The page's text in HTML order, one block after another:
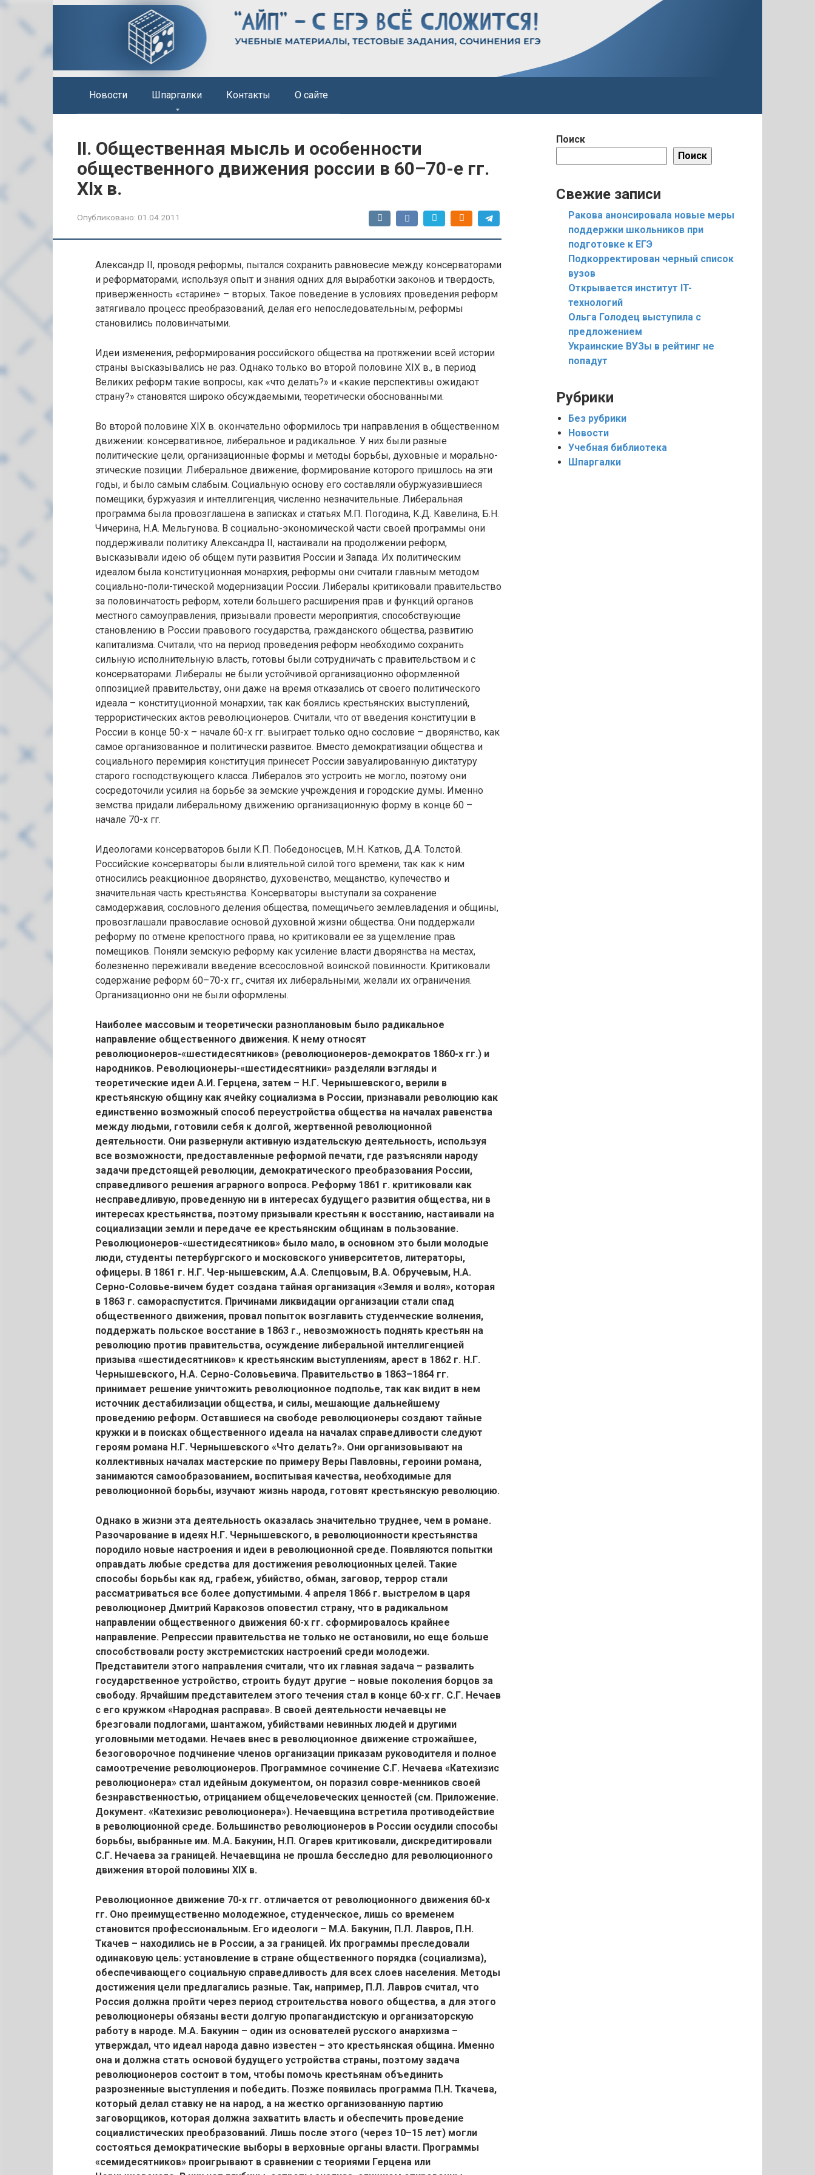
контенту
Новости Шпаргалки Контакты О сайте
II. Общественная мысль и особенности
общественного движения россии в 60–70-е гг.
XIx в.
Опубликовано: 01.04.2011
Александр II, проводя реформы, пытался сохранить равновесие между консерваторами
и реформаторами, используя опыт и знания одних для выработки законов и твердость,
приверженность «старине» – вторых. Такое поведение в условиях проведения реформ
затягивало процесс преобразований, делая его непоследовательным, реформы
становились половинчатыми.
Идеи изменения, реформирования российского общества на протяжении всей истории
страны высказывались не раз. Однако только во второй половине XIX в., в период
Великих реформ такие вопросы, как «что делать?» и «какие перспективы ожидают
страну?» становятся широко обсуждаемыми, теоретически обоснованными.
Во второй половине XIX в. окончательно оформилось три направления в общественном
движении: консервативное, либеральное и радикальное. У них были разные
политические цели, организационные формы и методы борьбы, духовные и морально-
этические позиции. Либеральное движение, формирование которого пришлось на эти
годы, и было самым слабым. Социальную основу его составляли обуржуазившиеся
помещики, буржуазия и интеллигенция, численно незначительные. Либеральная
программа была провозглашена в записках и статьях М.П. Погодина, К.Д. Кавелина, Б.Н.
Чичерина, Н.А. Мельгунова. В социально-экономической части своей программы они
поддерживали политику Александра II, настаивали на продолжении реформ,
высказывали идею об общем пути развития России и Запада. Их политическим
идеалом была конституционная монархия, реформы они считали главным методом
социально-поли-тической модернизации России. Либералы критиковали правительство
за половинчатость реформ, хотели большего расширения прав и функций органов
местного самоуправления, призывали провести мероприятия, способствующие
становлению в России правового государства, гражданского общества, развитию
капитализма. Считали, что на период проведения реформ необходимо сохранить
сильную исполнительную власть, готовы были сотрудничать с правительством и с
консерваторами. Либералы не были устойчивой организационно оформленной
оппозицией правительству, они даже на время отказались от своего политического
идеала – конституционной монархии, так как боялись крестьянских выступлений,
террористических актов революционеров. Считали, что от введения конституции в
России в конце 50-х – начале 60-х гг. выиграет только одно сословие – дворянство, как
самое организованное и политически развитое. Вместо демократизации общества и
социального перемирия конституция принесет России завуалированную диктатуру
старого господствующего класса. Либералов это устроить не могло, поэтому они
сосредоточили усилия на борьбе за земские учреждения и городские думы. Именно
земства придали либеральному движению организационную форму в конце 60 –
начале 70-х гг.
Идеологами консерваторов были К.П. Победоносцев, М.Н. Катков, Д.А. Толстой.
Российские консерваторы были влиятельной силой того времени, так как к ним
относились реакционное дворянство, духовенство, мещанство, купечество и
значительная часть крестьянства. Консерваторы выступали за сохранение
самодержавия, сословного деления общества, помещичьего землевладения и общины,
провозглашали православие основой духовной жизни общества. Они поддержали
реформу по отмене крепостного права, но критиковали ее за ущемление прав
помещиков. Поняли земскую реформу как усиление власти дворянства на местах,
болезненно переживали введение всесословной воинской повинности. Критиковали
содержание реформ 60–70-х гг., считая их либеральными, желали их ограничения.
Организационно они не были оформлены.
Наиболее массовым и теоретически разноплановым было радикальное
направление общественного движения. К нему относят
революционеров-«шестидесятников» (революционеров-демократов 1860-х гг.) и
народников. Революционеры-«шестидесятники» разделяли взгляды и
теоретические идеи А.И. Герцена, затем – Н.Г. Чернышевского, верили в
крестьянскую общину как ячейку социализма в России, признавали революцию как
единственно возможный способ переустройства общества на началах равенства
между людьми, готовили себя к долгой, жертвенной революционной
деятельности. Они развернули активную издательскую деятельность, используя
все возможности, предоставленные реформой печати, где разъясняли народу
задачи предстоящей революции, демократического преобразования России,
справедливого решения аграрного вопроса. Реформу 1861 г. критиковали как
несправедливую, проведенную ни в интересах будущего развития общества, ни в
интересах крестьянства, поэтому призывали крестьян к восстанию, настаивали на
социализации земли и передаче ее крестьянским общинам в пользование.
Революционеров-«шестидесятников» было мало, в основном это были молодые
люди, студенты петербургского и московского университетов, литераторы,
офицеры. В 1861 г. Н.Г. Чер-нышевским, А.А. Слепцовым, В.А. Обручевым, Н.А.
Серно-Соловье-вичем будет создана тайная организация «Земля и воля», которая
в 1863 г. самораспустится. Причинами ликвидации организации стали спад
общественного движения, провал попыток возглавить студенческие волнения,
поддержать польское восстание в 1863 г., невозможность поднять крестьян на
революцию против правительства, осуждение либеральной интеллигенцией
призыва «шестидесятников» к крестьянским выступлениям, арест в 1862 г. Н.Г.
Чернышевского, Н.А. Серно-Соловьевича. Правительство в 1863–1864 гг.
принимает решение уничтожить революционное подполье, так как видит в нем
источник дестабилизации общества, и силы, мешающие дальнейшему
проведению реформ. Оставшиеся на свободе революционеры создают тайные
кружки и в поисках общественного идеала на началах справедливости следуют
героям романа Н.Г. Чернышевского «Что делать?». Они организовывают на
коллективных началах мастерские по примеру Веры Павловны, героини романа,
занимаются самообразованием, воспитывая качества, необходимые для
революционной борьбы, изучают жизнь народа, готовят крестьянскую революцию.
Однако в жизни эта деятельность оказалась значительно труднее, чем в романе.
Разочарование в идеях Н.Г. Чернышевского, в революционности крестьянства
породило новые настроения и идеи в революционной среде. Появляются попытки
оправдать любые средства для достижения революционных целей. Такие
способы борьбы как яд, грабеж, убийство, обман, заговор, террор стали
рассматриваться все более допустимыми. 4 апреля 1866 г. выстрелом в царя
революционер Дмитрий Каракозов оповестил страну, что в радикальном
направлении общественного движения 60-х гг. сформировалось крайнее
направление. Репрессии правительства не только не остановили, но еще больше
способствовали росту экстремистских настроений среди молодежи.
Представители этого направления считали, что их главная задача – развалить
государственное устройство, строить будут другие – новые поколения борцов за
свободу. Ярчайшим представителем этого течения стал в конце 60-х гг. С.Г. Нечаев
с его кружком «Народная расправа». В своей деятельности нечаевцы не
брезговали подлогами, шантажом, убийствами невинных людей и другими
уголовными методами. Нечаев внес в революционное движение строжайшее,
безоговорочное подчинение членов организации приказам руководителя и полное
самоотречение революционеров. Программное сочинение С.Г. Нечаева «Катехизис
революционера» стал идейным документом, он поразил совре-менников своей
безнравственностью, отрицанием общечеловеческих ценностей (см. Приложение.
Документ. «Катехизис революционера»). Нечаевщина встретила противодействие
в революционной среде. Большинство революционеров в России осудили способы
борьбы, выбранные им. М.А. Бакунин, Н.П. Огарев критиковали, дискредитировали
С.Г. Нечаева за границей. Нечаевщина не прошла бесследно для революционного
движения второй половины XIX в.
Революционное движение 70-х гг. отличается от революционного движения 60-х
гг. Оно преимущественно молодежное, студенческое, лишь со временем
становится профессиональным. Его идеологи – М.А. Бакунин, П.Л. Лавров, П.Н.
Ткачев – находились не в России, а за границей. Их программы преследовали
одинаковую цель: установление в стране общественного порядка (социализма),
обеспечивающего социальную справедливость для всех слоев населения. Методы
достижения цели предлагались разные. Так, например, П.Л. Лавров считал, что
Россия должна пройти через период строительства нового общества, а для этого
революционеры обязаны вести долгую пропагандистскую и организаторскую
работу в народе. М.А. Бакунин – один из основателей русского анархизма –
утверждал, что идеал народа давно известен – это крестьянская община. Именно
она и должна стать основой будущего устройства страны, поэтому задача
революционеров состоит в том, чтобы помочь крестьянам объединить
разрозненные выступления и победить. Позже появилась программа П.Н. Ткачева,
который делал ставку не на народ, а на жестко организованную партию
заговорщиков, которая должна захватить власть и обеспечить проведение
социалистических преобразований. Лишь после этого (через 10–15 лет) могли
состояться демократические выборы в верховные органы власти. Программы
«семидесятников» проигрывают в сравнении с теориями Герцена или
Поиск
Поиск
Свежие записи
Ракова анонсировала новые меры
поддержки школьников при
подготовке к ЕГЭ
Подкорректирован черный список
вузов
Открывается институт IT-
технологий
Ольга Голодец выступила с
предложением
Украинские ВУЗы в рейтинг не
попадут
Рубрики
Без рубрики
Новости
Учебная библиотека
Шпаргалки